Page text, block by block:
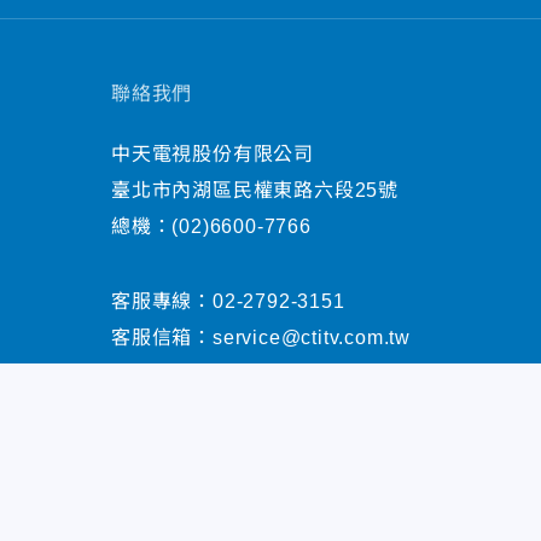
聯絡我們
中天電視股份有限公司
臺北市內湖區民權東路六段25號
總機： (02)6600-7766
客服專線： 02-2792-3151
客服信箱： service@ctitv.com.tw